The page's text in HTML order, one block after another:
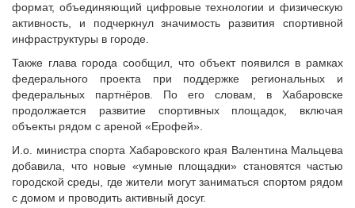
Опыт муниципалитетов
Судебная практика
Конкурсы Совета
Семинары Совета
Издания Совета
ВАРМСУ
Новости ВАРМСУ
формат, объединяющий цифровые технологии и физическую
активность, и подчеркнул значимость развития спортивной
инфраструктуры в городе.
Также глава города сообщил, что объект появился в рамках
федерального проекта при поддержке региональных и
федеральных партнёров. По его словам, в Хабаровске
продолжается развитие спортивных площадок, включая
объекты рядом с ареной «Ерофей».
И.о. министра спорта Хабаровского края Валентина Мальцева
добавила, что новые «умные площадки» становятся частью
городской среды, где жители могут заниматься спортом рядом
с домом и проводить активный досуг.